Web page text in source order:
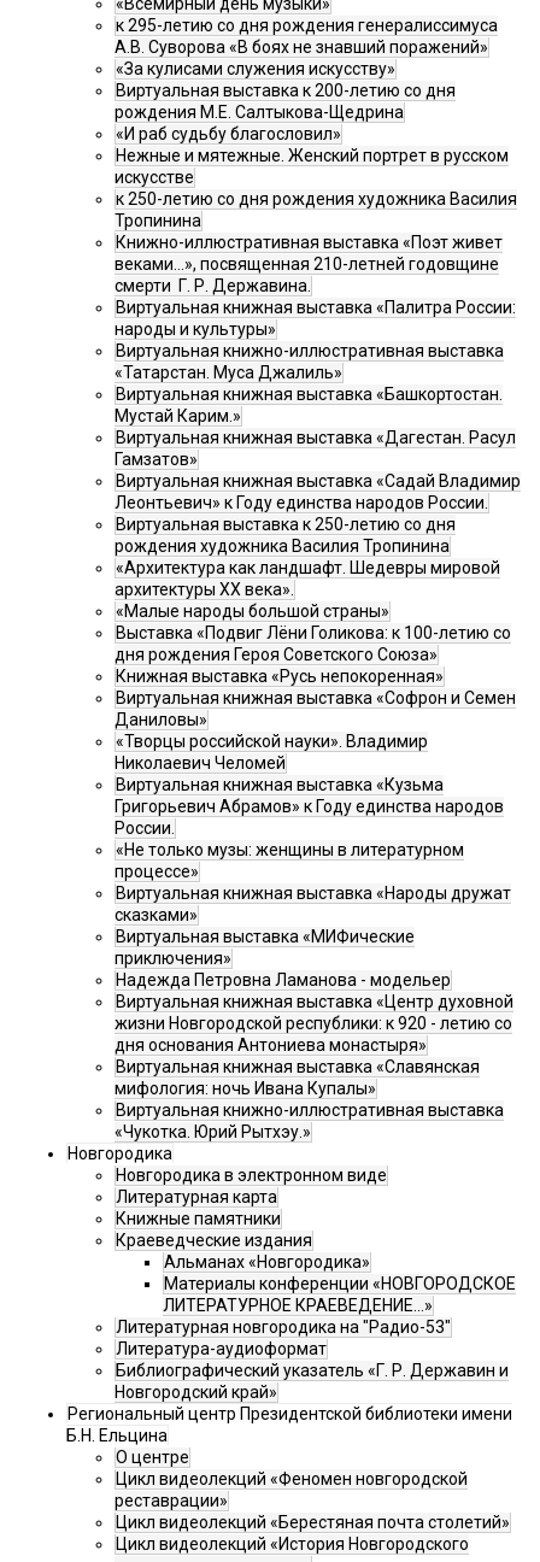
«Всемирный день музыки»
к 295-летию со дня рождения генералиссимуса
А.В. Суворова «В боях не знавший поражений»
«За кулисами служения искусству»
Виртуальная выставка к 200-летию со дня
рождения М.Е. Салтыкова-Щедрина
«И раб судьбу благословил»
Нежные и мятежные. Женский портрет в русском
искусстве
к 250-летию со дня рождения художника Василия
Тропинина
Книжно-иллюстративная выставка «Поэт живет
веками…», посвященная 210-летней годовщине
смерти Г. Р. Державина.
Виртуальная книжная выставка «Палитра России:
народы и культуры»
Виртуальная книжно-иллюстративная выставка
«Татарстан. Муса Джалиль»
Виртуальная книжная выставка «Башкортостан.
Мустай Карим.»
Виртуальная книжная выставка «Дагестан. Расул
Гамзатов»
Виртуальная книжная выставка «Садай Владимир
Леонтьевич» к Году единства народов России.
Виртуальная выставка к 250-летию со дня
рождения художника Василия Тропинина
«Архитектура как ландшафт. Шедевры мировой
архитектуры XX века».
«Малые народы большой страны»
Выставка «Подвиг Лёни Голикова: к 100-летию со
дня рождения Героя Советского Союза»
Книжная выставка «Русь непокоренная»
Виртуальная книжная выставка «Софрон и Семен
Даниловы»
«Творцы российской науки». Владимир
Николаевич Челомей
Виртуальная книжная выставка «Кузьма
Григорьевич Абрамов» к Году единства народов
России.
«Не только музы: женщины в литературном
процессе»
Виртуальная книжная выставка «Народы дружат
сказками»
Виртуальная выставка «МИФические
приключения»
Надежда Петровна Ламанова - модельер
Виртуальная книжная выставка «Центр духовной
жизни Новгородской республики: к 920 - летию со
дня основания Антониева монастыря»
Виртуальная книжная выставка «Славянская
мифология: ночь Ивана Купалы»
Виртуальная книжно-иллюстративная выставка
«Чукотка. Юрий Рытхэу.»
Новгородика
Новгородика в электронном виде
Литературная карта
Книжные памятники
Краеведческие издания
Альманах «Новгородика»
Материалы конференции «НОВГОРОДСКОЕ
ЛИТЕРАТУРНОЕ КРАЕВЕДЕНИЕ...»
Литературная новгородика на "Радио-53"
Литература-аудиоформат
Библиографический указатель «Г. Р. Державин и
Новгородский край»
Региональный центр Президентской библиотеки имени
Б.Н. Ельцина
О центре
Цикл видеолекций «Феномен новгородской
реставрации»
Цикл видеолекций «Берестяная почта столетий»
Цикл видеолекций «История Новгородского